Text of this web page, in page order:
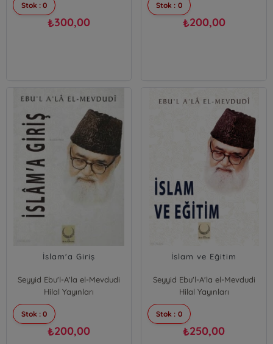
Stok : 0
₺300,00
Stok : 0
₺200,00
İslam'a Giriş
Seyyid Ebu'l-A'la el-Mevdudi
Hilal Yayınları
Stok : 0
₺200,00
İslam ve Eğitim
Seyyid Ebu'l-A'la el-Mevdudi
Hilal Yayınları
Stok : 0
₺250,00